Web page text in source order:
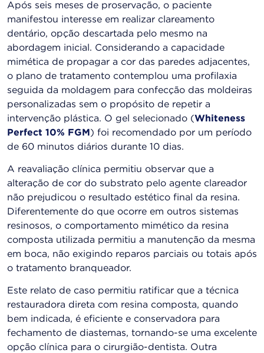
Após seis meses de proservação, o paciente
manifestou interesse em realizar clareamento
dentário, opção descartada pelo mesmo na
abordagem inicial. Considerando a capacidade
mimética de propagar a cor das paredes adjacentes,
o plano de tratamento contemplou uma profilaxia
seguida da moldagem para confecção das moldeiras
personalizadas sem o propósito de repetir a
intervenção plástica. O gel selecionado (Whiteness
Perfect 10% FGM ) foi recomendado por um período
de 60 minutos diários durante 10 dias.
A reavaliação clínica permitiu observar que a
alteração de cor do substrato pelo agente clareador
não prejudicou o resultado estético final da resina.
Diferentemente do que ocorre em outros sistemas
resinosos, o comportamento mimético da resina
composta utilizada permitiu a manutenção da mesma
em boca, não exigindo reparos parciais ou totais após
o tratamento branqueador.
Este relato de caso permitiu ratificar que a técnica
restauradora direta com resina composta, quando
bem indicada, é eficiente e conservadora para
fechamento de diastemas, tornando-se uma excelente
opção clínica para o cirurgião-dentista. Outra